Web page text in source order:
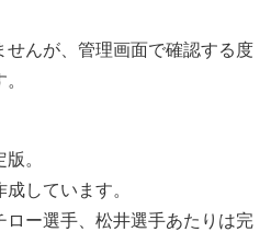
せんが、管理画面で確認する度
。
しています。
ー選手、松井選手あたりは完